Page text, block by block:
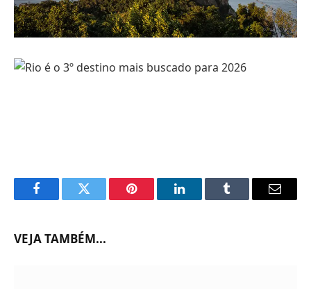
FacebookTwitter Pinterest LinkedInTumblr Email
VEJA TAMBÉM...